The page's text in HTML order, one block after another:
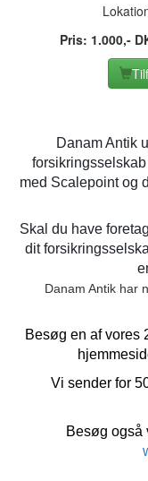
Pris: 1.000,-
Danam Antik
med Scalepoint og
Skal du have
dit
Danam Antik har
Besøg en af vores
Vi sender for
Besøg også